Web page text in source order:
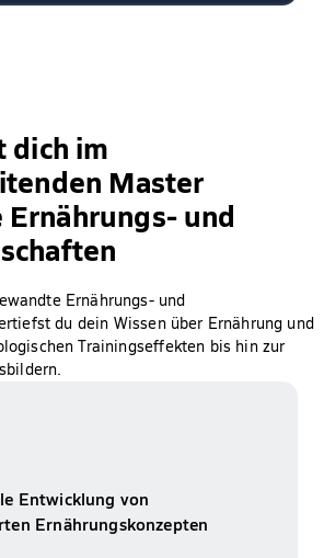
dich im
Master
und
Ernährungs- und
du dein Wissen über Ernährung und
Trainingseffekten bis hin zur
Entwicklung von
Ernährungskonzepten